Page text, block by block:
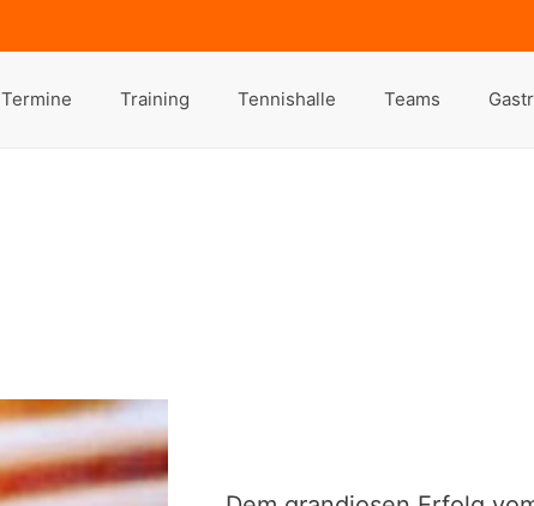
Termine Training Tennishalle Teams